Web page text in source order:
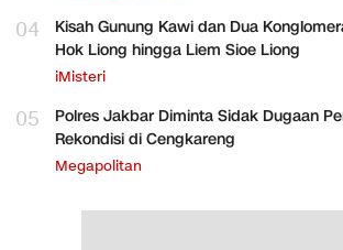
04
Kisah Gunung Kawi dan Dua
Hok Liong hingga Liem Sioe Liong
iMisteri
05
Polres Jakbar Diminta Sidak Dugaan
Rekondisi di Cengkareng
Megapolitan